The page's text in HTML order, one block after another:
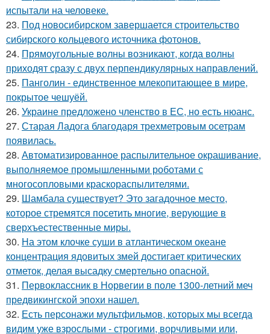
испытали на человеке.
23. Под новосибирском завершается строительство
сибирского кольцевого источника фотонов.
24. Прямоугольные волны возникают, когда волны
приходят сразу с двух перпендикулярных направлений.
25. Панголин - единственное млекопитающее в мире,
покрытое чешуёй.
26. Украине предложено членство в ЕС, но есть нюанс.
27. Старая Ладога благодаря трехметровым осетрам
появилась.
28. Автоматизированное распылительное окрашивание,
выполняемое промышленными роботами с
многосопловыми краскораспылителями.
29. Шамбала существует? Это загадочное место,
которое стремятся посетить многие, верующие в
сверхъестественные миры.
30. На этом клочке суши в атлантическом океане
концентрация ядовитых змей достигает критических
отметок, делая высадку смертельно опасной.
31. Первоклассник в Норвегии в поле 1300-летний меч
предвикингской эпохи нашел.
32. Есть персонажи мультфильмов, которых мы всегда
видим уже взрослыми - строгими, ворчливыми или,